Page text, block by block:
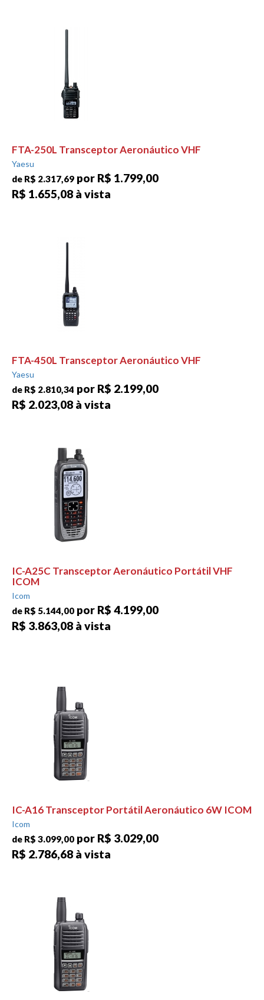
FTA-250L Transceptor Aeronáutico VHF
Yaesu
de R$ 2.317,69 por R$ 1.799,00
R$ 1.655,08 à vista
FTA-450L Transceptor Aeronáutico VHF
Yaesu
de R$ 2.810,34 por R$ 2.199,00
R$ 2.023,08 à vista
IC-A25C Transceptor Aeronáutico Portátil VHF
ICOM
Icom
de R$ 5.144,00 por R$ 4.199,00
R$ 3.863,08 à vista
IC-A16 Transceptor Portátil Aeronáutico 6W ICOM
Icom
de R$ 3.099,00 por R$ 3.029,00
R$ 2.786,68 à vista